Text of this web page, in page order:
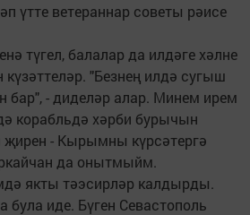
үтте ветераннар советы рәисе
түгел, балалар да илдәге хәлне
күзәттеләр. "Безнең илдә сугыш
бар", - диделәр алар. Минем ирем
корабльдә хәрби бурычын
җирен - Кырымны күрсәтергә
да онытмыйм.
якты тәэсирләр калдырды.
иде. Бүген Севастополь